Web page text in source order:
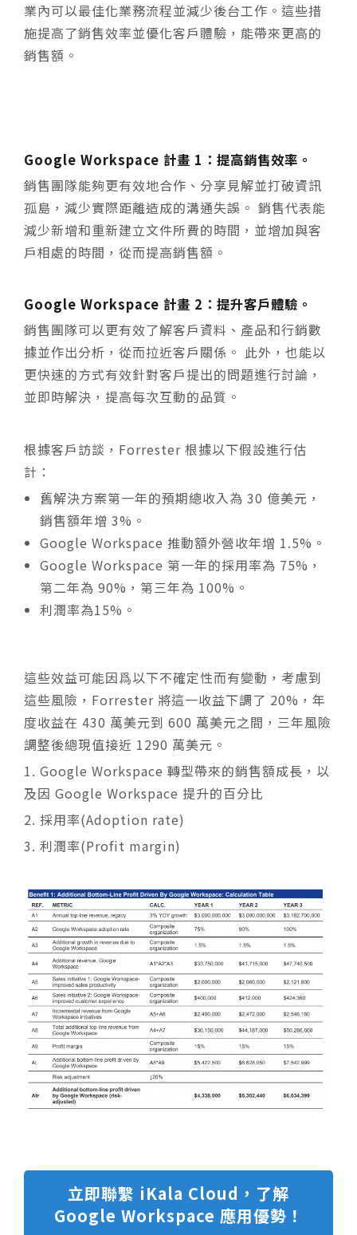
業內可以最佳化業務流程並減少後台工作。這些措
施提高了銷售效率並優化客戶體驗，能帶來更高的
銷售額。
Google Workspace 計畫 1：提高銷售效率。
銷售團隊能夠更有效地合作、分享見解並打破資訊
孤島，減少實際距離造成的溝通失誤。 銷售代表能
減少新增和重新建立文件所費的時間，並增加與客
戶相處的時間，從而提高銷售額。
Google Workspace 計畫 2：提升客戶體驗。
銷售團隊可以更有效了解客戶資料、產品和行銷數
據並作出分析，從而拉近客戶關係。 此外，也能以
更快速的方式有效針對客戶提出的問題進行討論，
並即時解決，提高每次互動的品質。
根據客戶訪談，Forrester 根據以下假設進行估
計：
舊解決方案第一年的預期總收入為 30 億美元，
銷售額年增 3%。
Google Workspace 推動額外營收年增 1.5%。
Google Workspace 第一年的採用率為 75%，
第二年為 90%，第三年為 100%。
利潤率為15%。
這些效益可能因爲以下不確定性而有變動，考慮到
這些風險，Forrester 將這一收益下調了 20%，年
度收益在 430 萬美元到 600 萬美元之間，三年風險
調整後總現值接近 1290 萬美元。
1. Google Workspace 轉型帶來的銷售額成長，以
及因 Google Workspace 提升的百分比
2. 採用率(Adoption rate)
3. 利潤率(Profit margin)
立即聯繫 iKala Cloud，了解
Google Workspace 應用優勢！